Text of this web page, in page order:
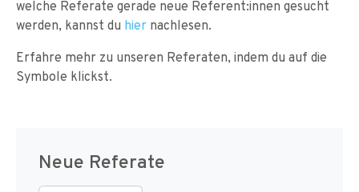
welche Referate gerade neue Referent:innen gesucht
werden, kannst du hier nachlesen.
Erfahre mehr zu unseren Referaten, indem du auf die
Symbole klickst.
Neue Referate